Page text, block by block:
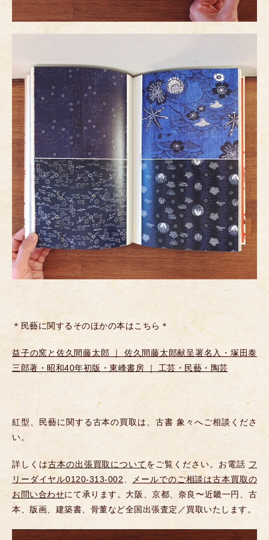
＊民藝に関するそのほかの本はこちら＊
益子の窯と佐久間藤太郎 ｜ 佐久間藤太郎献呈署名入・塚田泰
三郎著・昭和40年初版・東峰書房 ｜ 工芸・民藝・陶芸
紅型、民藝に関する古本の買取は、古書 象々へご相談くださ
い。
詳しくは古本の出張買取についてをご覧ください。お電話 フ
リーダイヤル0120-313-002、
メールでのご相談は古本買取の
お問い合わせにて承ります。大阪、京都、奈良〜近畿一円、古
本、版画、建築書、骨董など全国出張査定／買取いたします。